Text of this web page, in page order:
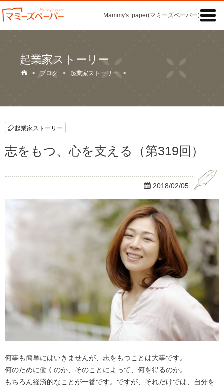
Mammy's paper(マミーズペーパー)の「記事」

起業家ストーリー
 > ブログ > 起業家ストーリー >
起業家ストーリー
志をもつ、心を支える（第319回）
 2018/02/05
何事も簡単にはいきませんが、志をもつことは大事です。
何のために働くのか、そのことによって、何を得るのか。
もちろん経済的なことが一番です。ですが、それだけでは、自分を